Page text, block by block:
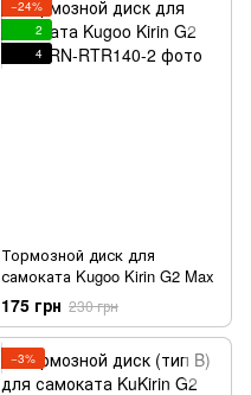
−24%
2
4
Тормозной диск для
самоката Kugoo Kirin G2 Max
175 грн 230 грн
−3%